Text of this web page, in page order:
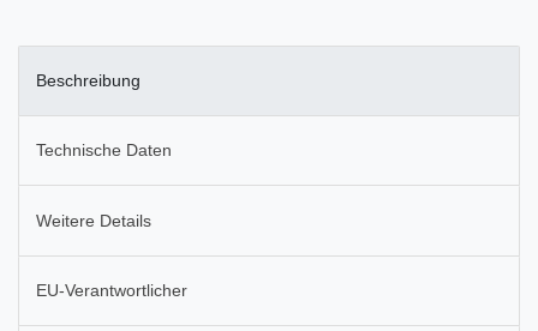
Beschreibung
Technische Daten
Weitere Details
EU-Verantwortlicher